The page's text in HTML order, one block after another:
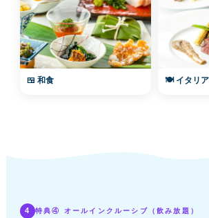
🍱 和食 🍽️ イタリ
4 特典④ オールインクルーシブ（飲み放題）